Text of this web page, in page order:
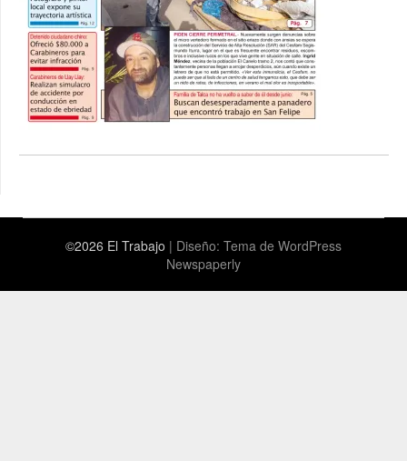
©2026 El Trabajo | Diseño: Tema de WordPress
Newspaperly